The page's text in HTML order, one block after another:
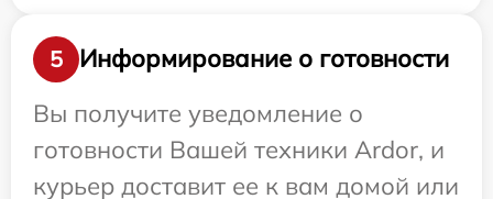
5
Информирование о готовности
Вы получите уведомление о
готовности Вашей техники Ardor, и
курьер доставит ее к вам домой или